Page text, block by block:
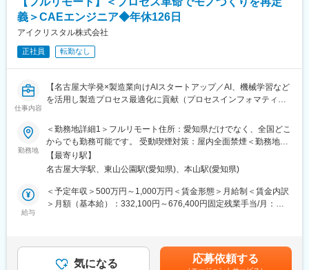
■中途入社者からの声
「前職の経験を活かしながら新しい技術に挑戦できる」「役員と
もフラットに議論できる環境」「自社開発の教育システムで学び
ながらスピード成長」「国家プロジェクトや大手企業との共同研
■フルリモート勤務
どこからでも勤務可能です。実際に隔月出社のペースで働いてい
る社員もいます。
※入社後1か月は社員を知る目的で出社を頂きます。
■当社について
名古屋大学・宇治原研究室の先端研究を基盤に生まれたスタート
アップ企業です。
ンを作り、仮想実験で最適条件を瞬時に導きます。
結果、開発期間は短縮、さらに高品質な製品開発に繋げることが
義＞CAEエンジニア◆年休126日
アイクリスタル株式会社
正社員 転勤なし
仕事内容
【名古屋大学発×製造業向けAIスタートアップ／AI、機械学習など
を活用し製造プロセス最適化に貢献（プロセスインフォマティク
■業務内容
・製造業のクライアントからいただく現場の各種データを用い
て、シミュレーション解析業務をご担当頂きます。
・シミュレーションを有効活用し、試作や製造工程を短縮し歩留
まり向上に貢献頂きます。
・オープンソースCAEのソルバー開発
・CAEや物理ドメインに関するリサーチ
勤務地
＜勤務地詳細1＞フルリモート住所：愛知県だけでなく、全国どこ
からでも勤務可能です。 受動喫煙対策：屋内全面禁煙＜勤務地詳
細2＞本社住所：愛知県名古屋市千種区不老町1 名古屋大学 TOIC
受動喫煙対策：屋内全面禁煙
【最寄り駅】
名古屋大学駅、東山公園駅(愛知県)、本山駅(愛知県)
給与
＜予定年収＞500万円～1,000万円＜賃金形態＞月給制＜賃金内訳
＞月額（基本給）：332,100円～676,400円固定残業手当/月：
給与改定：年2回（1月、7月）■賞与：年2回（3月、9月）賃金は
あくまでも目安の金額であり、選考を通じて上下する可能性があ
気になる 応募依頼する